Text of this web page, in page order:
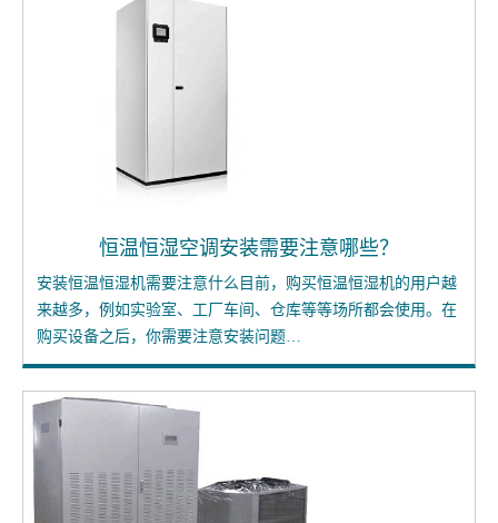
恒温恒湿空调安装需要注意哪些？
安装恒温恒湿机需要注意什么目前，购买恒温恒湿机的用户越
来越多，例如实验室、工厂车间、仓库等等场所都会使用。在
购买设备之后，你需要注意安装问题…